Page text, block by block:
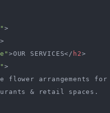
>
>
>OUR SERVICES</ h2>
>
flower arrangements for
& retail spaces.